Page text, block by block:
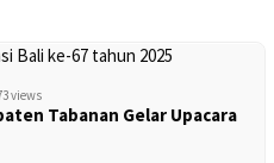
views
Tabanan Gelar Upacara